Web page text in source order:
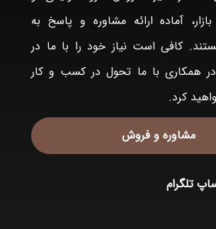
بازار، آماده ارائه مشاوره و پاسخ به
کافی است نیاز خود را با ما در
در همکاری با ما تحول در کسب و کار
کرد.
مشاوره و فروش
تلگرام